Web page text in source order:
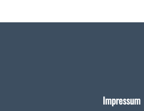
Impressum